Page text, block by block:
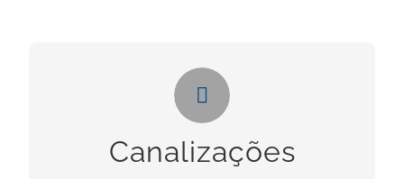
Canalizações
Canalizações
Necessita deste serviços? Clique no botão
abaixo: